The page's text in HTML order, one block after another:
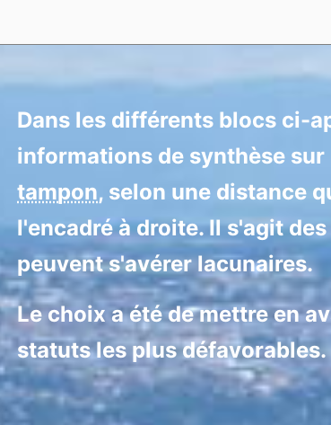
Dans les différents blocs ci-
informations de synthèse
tampon, selon une distance
l'encadré à droite. Il s'agit
peuvent s'avérer lacunaires.
Le choix a été de mettre en
statuts les plus défavorables.